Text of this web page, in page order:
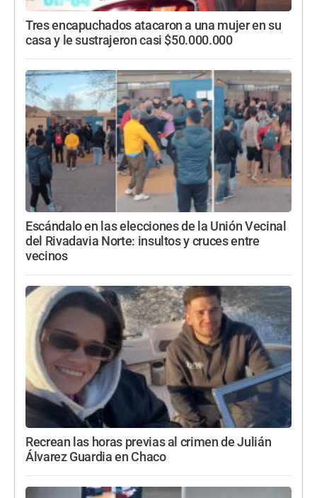
Tres encapuchados atacaron a una mujer en su
casa y le sustrajeron casi $50.000.000
Escándalo en las elecciones de la Unión Vecinal
del Rivadavia Norte: insultos y cruces entre
vecinos
Recrean las horas previas al crimen de Julián
Álvarez Guardia en Chaco